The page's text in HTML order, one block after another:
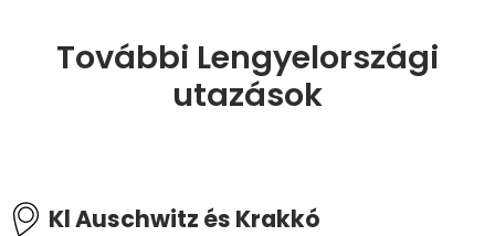
További Lengyelországi
utazások
Kl Auschwitz és Krakkó